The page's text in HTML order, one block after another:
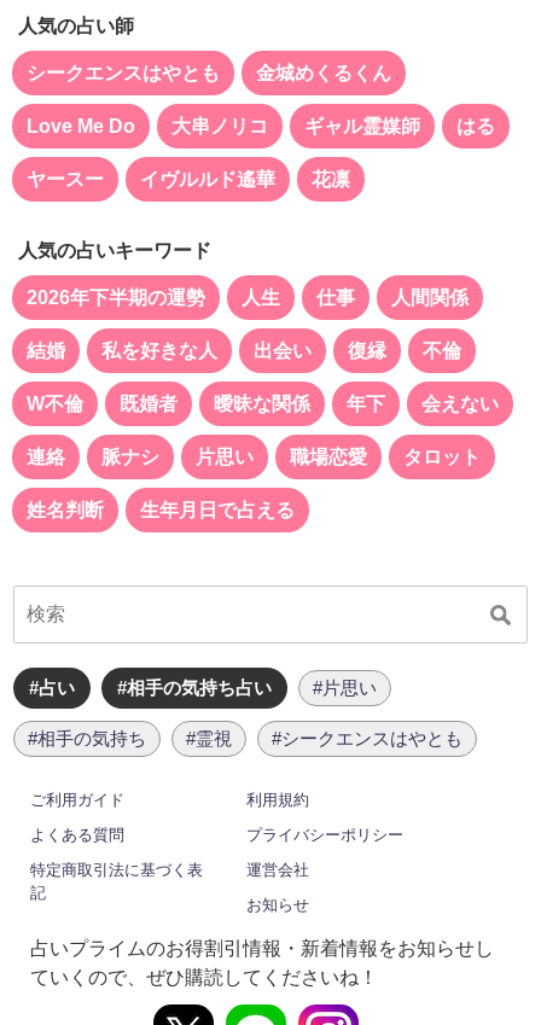
人気の占い師
シークエンスはやとも 金城めくるくん
Love Me Do 大串ノリコ ギャル霊媒師 はる
ヤースー イヴルルド遙華 花凛
人気の占いキーワード
2026年下半期の運勢 人生 仕事 人間関係
結婚 私を好きな人 出会い 復縁 不倫
W不倫 既婚者 曖昧な関係 年下 会えない
連絡 脈ナシ 片思い 職場恋愛 タロット
姓名判断 生年月日で占える
#占い #相手の気持ち占い #片思い
#相手の気持ち #霊視 #シークエンスはやとも
ご利用ガイド
利用規約
よくある質問
プライバシーポリシー
特定商取引法に基づく表
記
運営会社
お知らせ
占いプライムのお得割引情報・新着情報をお知らせし
ていくので、ぜひ購読してくださいね！